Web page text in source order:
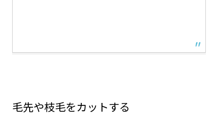
毛先や枝毛をカットする